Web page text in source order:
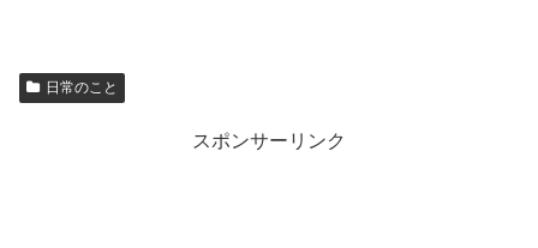
日常のこと
スポンサーリンク